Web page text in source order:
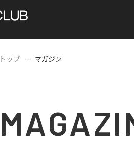
トップ マガジン